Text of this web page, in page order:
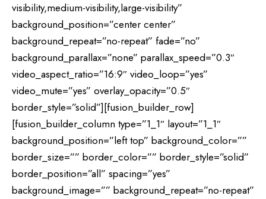
visibility,medium-visibility,large-visibility”
background_position=”center center”
background_repeat=”no-repeat” fade=”no”
background_parallax=”none” parallax_speed=”0.3″
video_aspect_ratio=”16:9″ video_loop=”yes”
video_mute=”yes” overlay_opacity=”0.5″
border_style=”solid”][fusion_builder_row]
[fusion_builder_column type=”1_1″ layout=”1_1″
background_position=”left top” background_color=””
border_size=”” border_color=”” border_style=”solid”
border_position=”all” spacing=”yes”
background_image=”” background_repeat=”no-repeat”